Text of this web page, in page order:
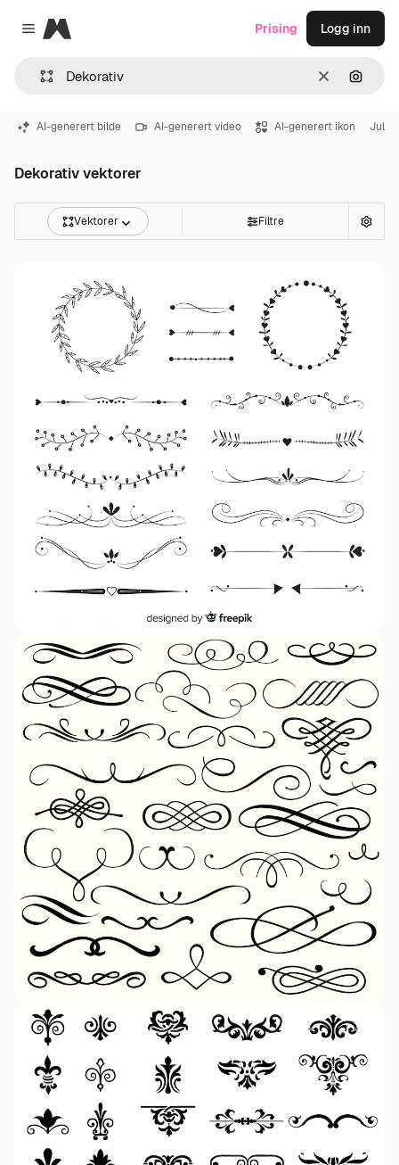
Close menu
Magnific
Slett Søk
Prising Logg inn
AI-generert bilde AI-generert video AI-generert ikon Jul
Dekorativ vektorer
Vektorer Filtre